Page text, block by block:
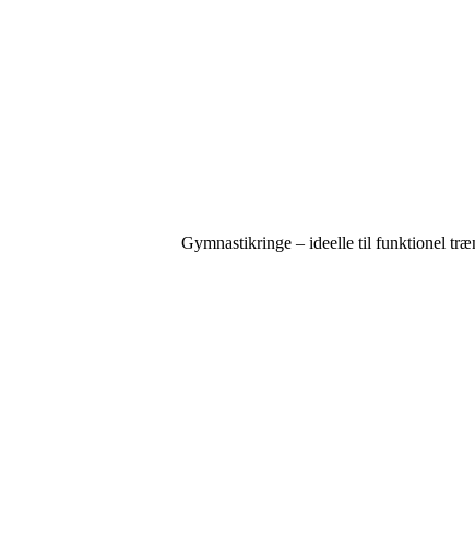
Gymnastikringe – ideelle til funktionel